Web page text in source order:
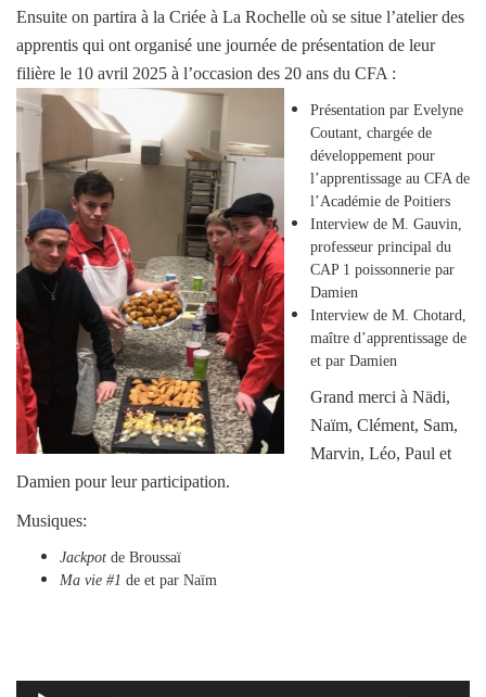
Ensuite on partira à la Criée à La Rochelle où se situe l’atelier des
apprentis qui ont organisé une journée de présentation de leur
filière le 10 avril 2025 à l’occasion des 20 ans du CFA :
Présentation par Evelyne
Coutant, chargée de
développement pour
l’apprentissage au CFA de
l’Académie de Poitiers
Interview de M. Gauvin,
professeur principal du
CAP 1 poissonnerie par
Damien
Interview de M. Chotard,
maître d’apprentissage de
et par Damien
Grand merci à Nädi,
Naïm, Clément, Sam,
Marvin, Léo, Paul et
Damien pour leur participation.
Musiques:
Jackpot de Broussaï
Ma vie #1 de et par Naïm
Lecteur